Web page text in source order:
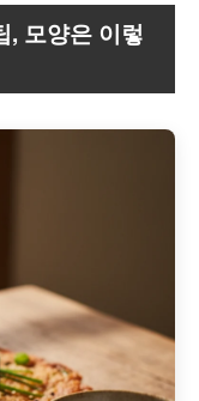
, 모양은 이렇